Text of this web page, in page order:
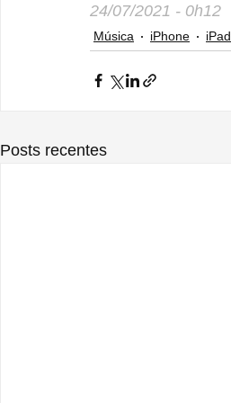
24/07/2021 - 0h12
Música iPhone iPad
Posts recentes